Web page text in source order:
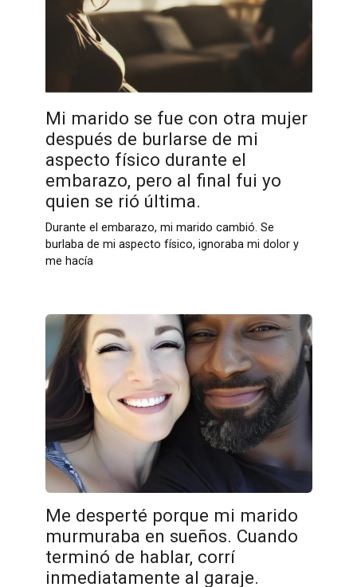
Mi marido se fue con otra mujer
después de burlarse de mi
aspecto físico durante el
embarazo, pero al final fui yo
quien se rió última.
Durante el embarazo, mi marido cambió. Se
burlaba de mi aspecto físico, ignoraba mi dolor y
me hacía
Me desperté porque mi marido
murmuraba en sueños. Cuando
terminó de hablar, corrí
inmediatamente al garaje.